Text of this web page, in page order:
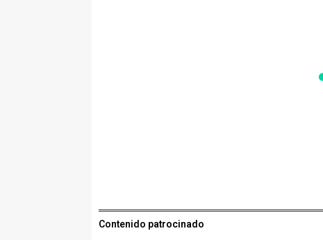
Contenido patrocinado